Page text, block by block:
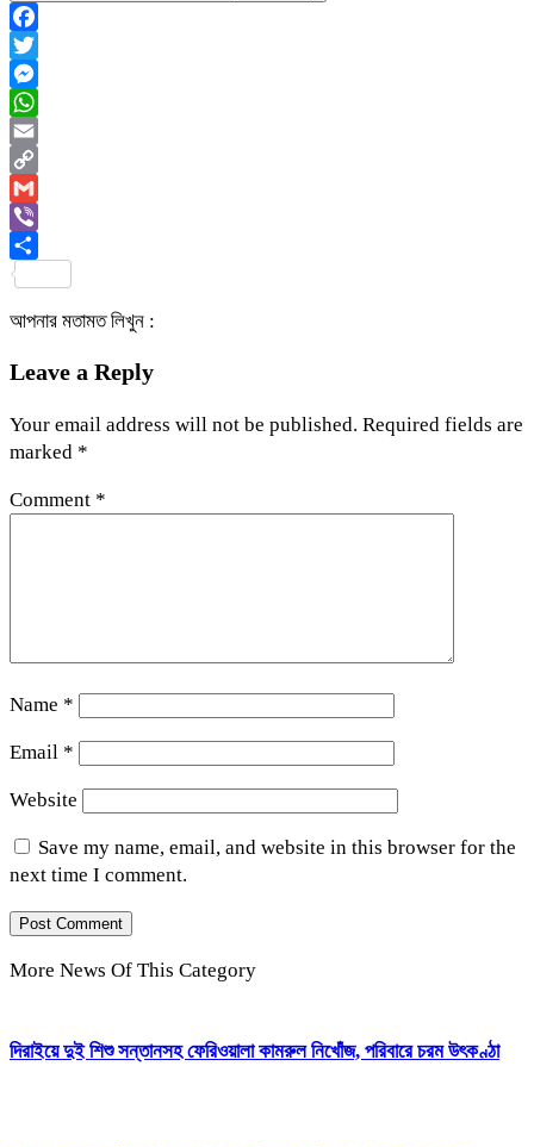
Facebook
Twitter
Messenger
WhatsApp
Email
Copy
Link
Gmail
Viber
আপনার মতামত লিখুন :
Leave a Reply
Your email address will not be published. Required fields are
marked *
Comment *
Name *
Email *
Website
Save my name, email, and website in this browser for the
next time I comment.
More News Of This Category
দিরাইয়ে দুই শিশু সন্তানসহ ফেরিওয়ালা কামরুল নিখোঁজ, পরিবারে চরম উৎকণ্ঠা